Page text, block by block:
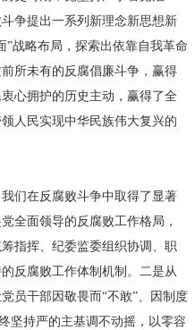
争提出一系列新理念新思想新
”战略布局，探索出依靠自我革命
所未有的反腐倡廉斗争，赢得
心拥护的历史主动，赢得了全
人民实现中华民族伟大复兴的
在反腐败斗争中取得了显著
全面领导的反腐败工作格局，
指挥、纪委监委组织协调、职
反腐败工作体制机制。二是从
员干部因敬畏而“不敢”、因制度
坚持严的主基调不动摇，以零容